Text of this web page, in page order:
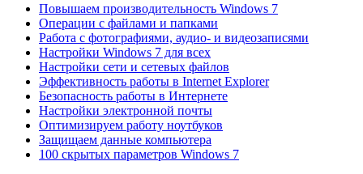
Повышаем производительность Windows 7
Операции с файлами и папками
Работа с фотографиями, аудио- и видеозаписями
Настройки Windows 7 для всех
Настройки сети и сетевых файлов
Эффективность работы в Internet Explorer
Безопасность работы в Интернете
Настройки электронной почты
Оптимизируем работу ноутбуков
Защищаем данные компьютера
100 скрытых параметров Windows 7